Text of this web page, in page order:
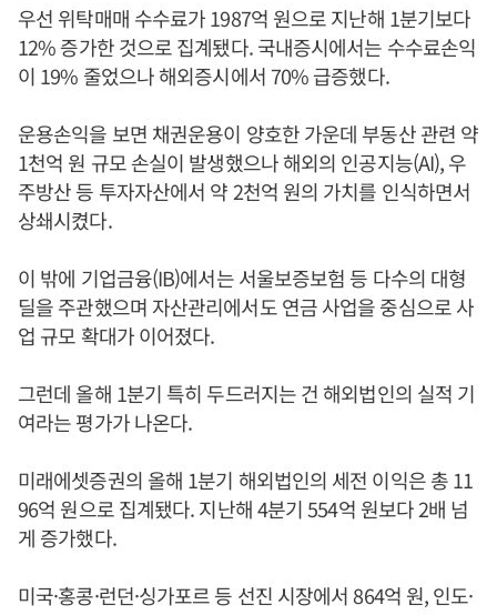
우선 위탁매매 수수료가 1987억 원으로 지난해 1분기보다
12% 증가한 것으로 집계됐다. 국내증시에서는 수수료손익
이 19% 줄었으나 해외증시에서 70% 급증했다.
운용손익을 보면 채권운용이 양호한 가운데 부동산 관련 약
1천억 원 규모 손실이 발생했으나 해외의 인공지능(AI), 우
주방산 등 투자자산에서 약 2천억 원의 가치를 인식하면서
상쇄시켰다.
이 밖에 기업금융(IB)에서는 서울보증보험 등 다수의 대형
딜을 주관했으며 자산관리에서도 연금 사업을 중심으로 사
업 규모 확대가 이어졌다.
그런데 올해 1분기 특히 두드러지는 건 해외법인의 실적 기
여라는 평가가 나온다.
미래에셋증권의 올해 1분기 해외법인의 세전 이익은 총 11
96억 원으로 집계됐다. 지난해 4분기 554억 원보다 2배 넘
게 증가했다.
미국·홍콩·런던·싱가포르 등 선진 시장에서 864억 원, 인도·